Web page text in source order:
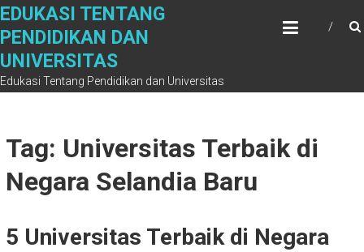
Skip
content
EDUKASI TENTANG
PENDIDIKAN DAN
UNIVERSITAS
Edukasi Tentang Pendidikan dan Universitas
Tag: Universitas Terbaik di
Negara Selandia Baru
5 Universitas Terbaik di Negara